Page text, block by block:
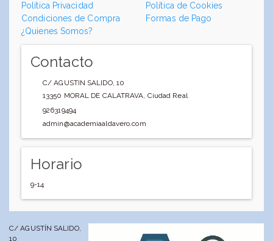
Política Privacidad
Política de Cookies
Condiciones de Compra
Formas de Pago
¿Quienes Somos?
Contacto
C/ AGUSTIN SALIDO, 10
13350 MORAL DE CALATRAVA, Ciudad Real
926319494
admin@academiaaldavero.com
Horario
9-14
C/ AGUSTÍN SALIDO,
10